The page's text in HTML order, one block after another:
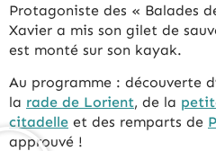
Protagoniste des « Balades
Xavier a mis son gilet de
est monté sur son kayak.
Au programme : découverte
la rade de Lorient, de la
citadelle et des remparts de
approuvé !